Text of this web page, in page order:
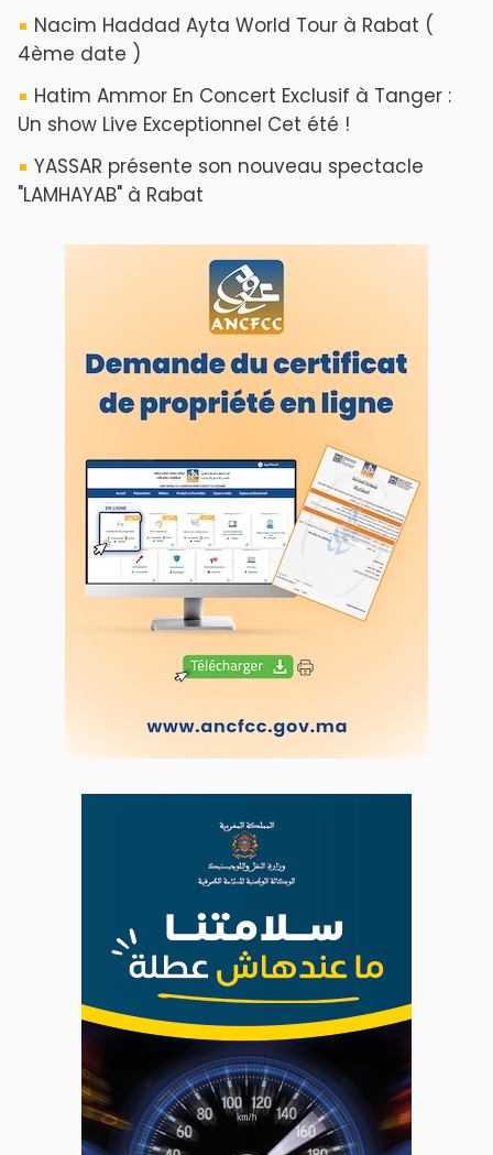
ABOUT US
A propos de L'ODJ
VOS CONTRIBUTIONS
Proposer votre article
LODJ VIDÉO
L'ODJ LIVE TV
LODJ AUDIO
WEB RADIO R212
Copyright © 2022 Groupe de presse Arrissala
Ce site utilise Google Analytics. En continuant à naviguer, vous nous
autorisez à déposer un cookie à des fins de mesure d'audience